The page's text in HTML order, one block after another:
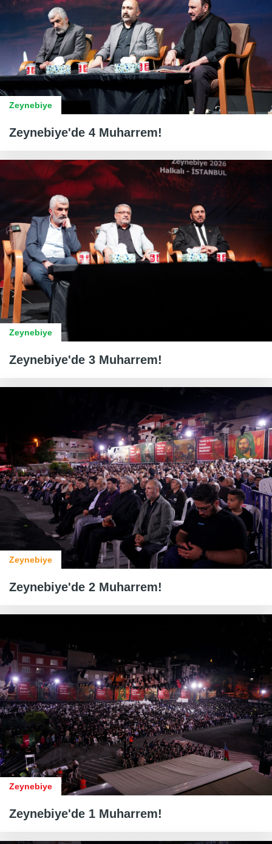
Zeynebiye
Zeynebiye'de 4 Muharrem!
Zeynebiye
Zeynebiye'de 3 Muharrem!
Zeynebiye
Zeynebiye'de 2 Muharrem!
Zeynebiye
Zeynebiye'de 1 Muharrem!